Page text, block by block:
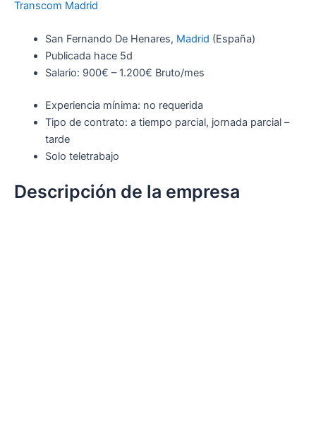
Transcom Madrid
San Fernando De Henares, Madrid (España)
Publicada hace 5d
Salario: 900€ – 1.200€ Bruto/mes
Experiencia mínima: no requerida
Tipo de contrato: a tiempo parcial, jornada parcial –
tarde
Solo teletrabajo
Descripción de la empresa